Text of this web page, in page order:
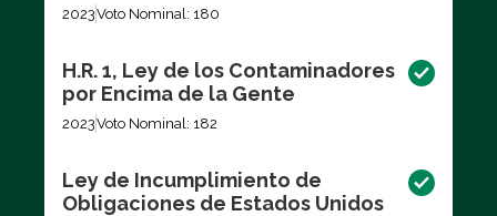
2023Voto Nominal: 180
H.R. 1, Ley de los Contaminadores
por Encima de la Gente
2023Voto Nominal: 182
Ley de Incumplimiento de
Obligaciones de Estados Unidos